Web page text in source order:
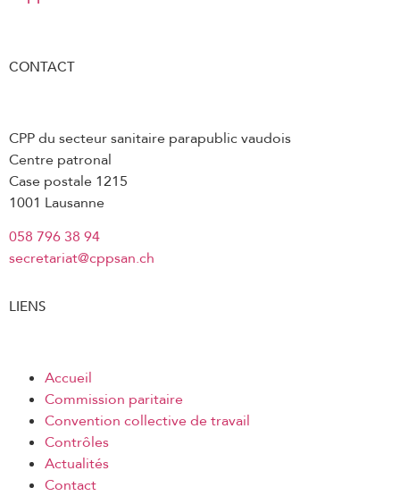
CONTACT
CPP du secteur sanitaire parapublic vaudois
Centre patronal
Case postale 1215
1001 Lausanne
058 796 38 94
secretariat@cppsan.ch
LIENS
Accueil
Commission paritaire
Convention collective de travail
Contrôles
Actualités
Contact